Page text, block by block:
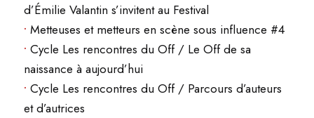
d’Émilie Valantin s’invitent au Festival
• Metteuses et metteurs en scène sous influence #4
• Cycle Les rencontres du Off / Le Off de sa
naissance à aujourd’hui
• Cycle Les rencontres du Off / Parcours d’auteurs
et d’autrices